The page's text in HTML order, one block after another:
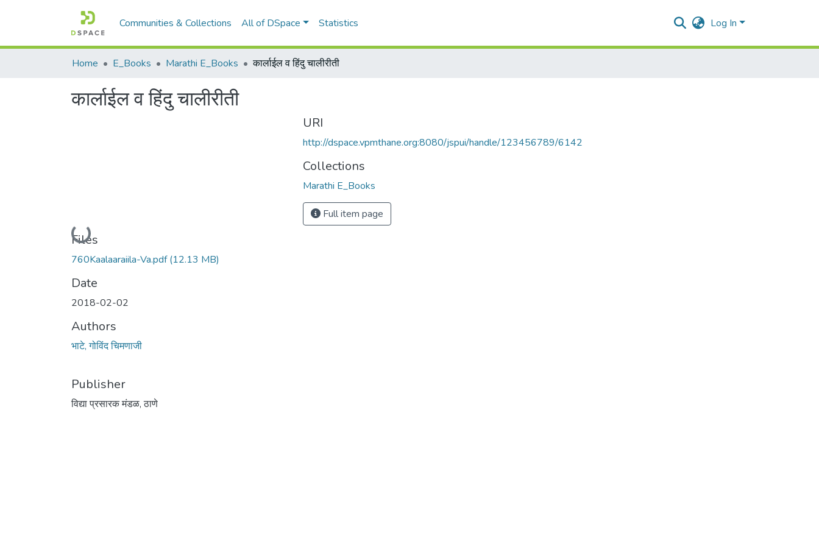
Communities & Collections All of DSpace Statistics Log In
Home E_Books Marathi E_Books कार्लाईल व हिंदु चालीरीती
कार्लाईल व हिंदु चालीरीती
Loading...
Files
760Kaalaaraiila-Va.pdf(12.13 MB)
Date
2018-02-02
Authors
भाटे, गोविंद चिमणाजी
Publisher
विद्या प्रसारक मंडळ, ठाणे
URI
http://dspace.vpmthane.org:8080/jspui/handle/123456789/6142
Collections
Marathi E_Books
Full item page